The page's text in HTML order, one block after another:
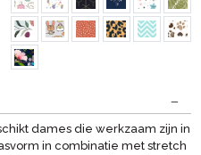
dames die werkzaam zijn in
in combinatie met stretch